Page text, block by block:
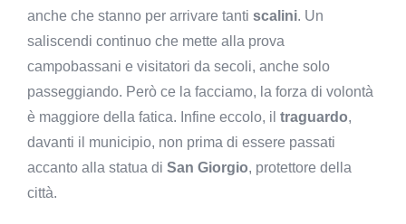
anche che stanno per arrivare tanti scalini. Un
saliscendi continuo che mette alla prova
campobassani e visitatori da secoli, anche solo
passeggiando. Però ce la facciamo, la forza di volontà
è maggiore della fatica. Infine eccolo, il traguardo,
davanti il municipio, non prima di essere passati
accanto alla statua di San Giorgio, protettore della
città.